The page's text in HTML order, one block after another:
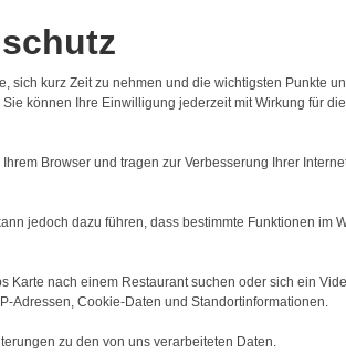
sich kurz Zeit zu nehmen und die wichtigsten
können Ihre Einwilligung jederzeit mit Wirkung für
Browser und tragen zur Verbesserung Ihrer
jedoch dazu führen, dass bestimmte Funktionen
Karte nach einem Restaurant suchen oder sich ein
Adressen, Cookie-Daten und Standortinformationen.
zu den von uns verarbeiteten Daten.